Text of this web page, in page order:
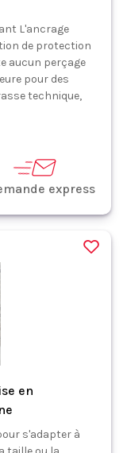
L'ancrage
de protection
aucun perçage
pour des
technique,
express
en
s'adapter à